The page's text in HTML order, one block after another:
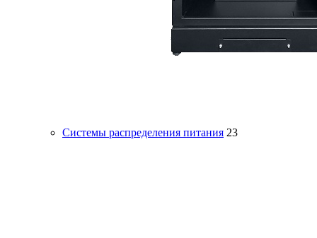
Системы распределения питания 23